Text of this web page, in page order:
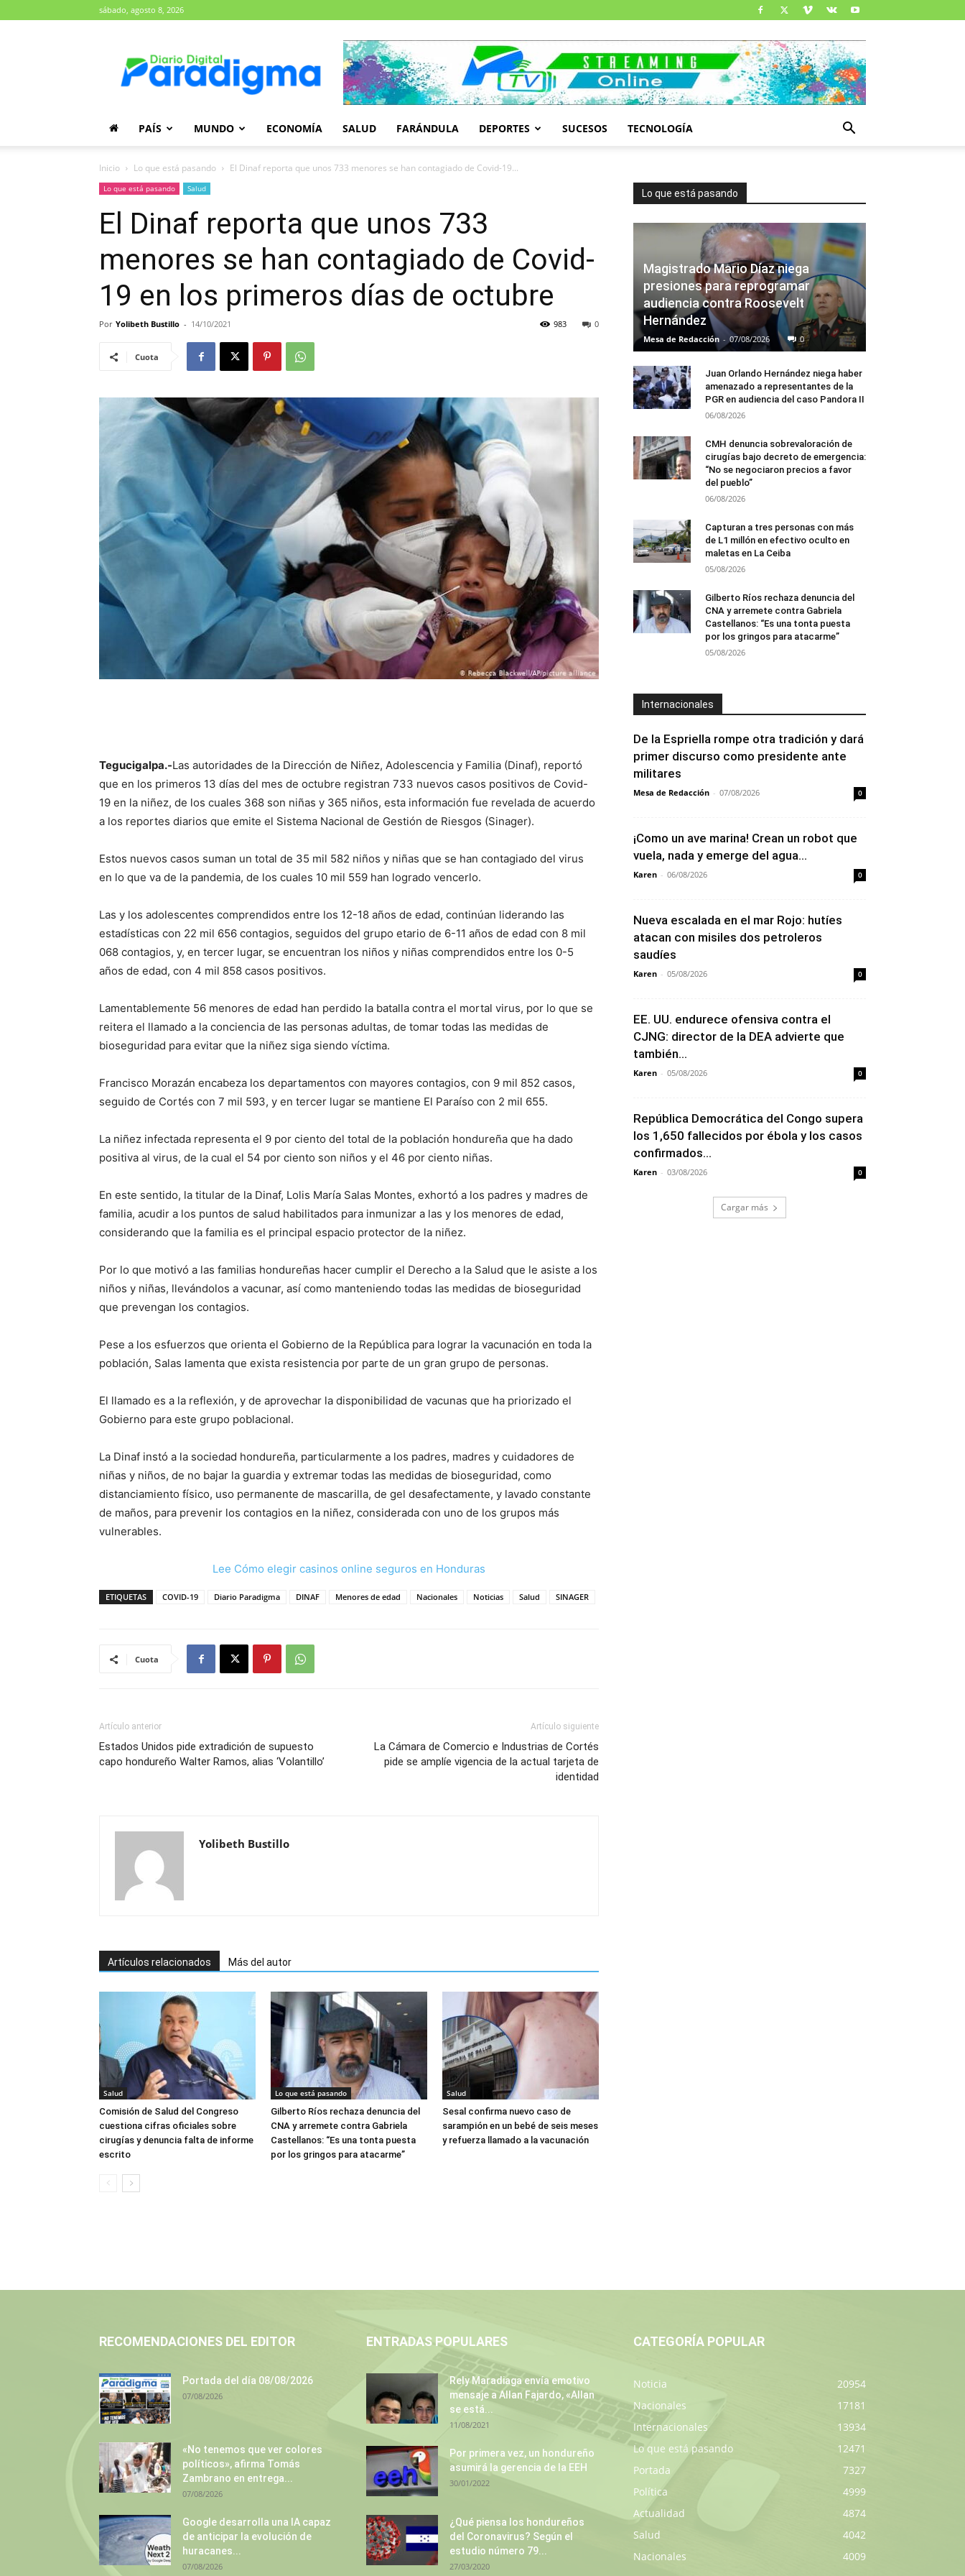
sábado, agosto 8, 2026
Paradigma
PAÍS MUNDO ECONOMÍA SALUD FARÁNDULA DEPORTES SUCESOS TECNOLOGÍA
Inicio Lo que está pasando El Dinaf reporta que unos 733 menores se han contagiado de Covid-19...
Lo que está pasando Salud
El Dinaf reporta que unos 733
menores se han contagiado de Covid-
19 en los primeros días de octubre
Por Yolibeth Bustillo - 14/10/2021 0
983
Cuota
Tegucigalpa.-Las autoridades de la Dirección de Niñez, Adolescencia y Familia (Dinaf), reportó
que en los primeros 13 días del mes de octubre registran 733 nuevos casos positivos de Covid-
19 en la niñez, de los cuales 368 son niñas y 365 niños, esta información fue revelada de acuerdo
a los reportes diarios que emite el Sistema Nacional de Gestión de Riesgos (Sinager).
Estos nuevos casos suman un total de 35 mil 582 niños y niñas que se han contagiado del virus
en lo que va de la pandemia, de los cuales 10 mil 559 han logrado vencerlo.
Las y los adolescentes comprendidos entre los 12-18 años de edad, continúan liderando las
estadísticas con 22 mil 656 contagios, seguidos del grupo etario de 6-11 años de edad con 8 mil
068 contagios, y, en tercer lugar, se encuentran los niños y niñas comprendidos entre los 0-5
años de edad, con 4 mil 858 casos positivos.
Lamentablemente 56 menores de edad han perdido la batalla contra el mortal virus, por lo que se
reitera el llamado a la conciencia de las personas adultas, de tomar todas las medidas de
bioseguridad para evitar que la niñez siga siendo víctima.
Francisco Morazán encabeza los departamentos con mayores contagios, con 9 mil 852 casos,
seguido de Cortés con 7 mil 593, y en tercer lugar se mantiene El Paraíso con 2 mil 655.
La niñez infectada representa el 9 por ciento del total de la población hondureña que ha dado
positiva al virus, de la cual el 54 por ciento son niños y el 46 por ciento niñas.
En este sentido, la titular de la Dinaf, Lolis María Salas Montes, exhortó a los padres y madres de
familia, acudir a los puntos de salud habilitados para inmunizar a las y los menores de edad,
considerando que la familia es el principal espacio protector de la niñez.
Por lo que motivó a las familias hondureñas hacer cumplir el Derecho a la Salud que le asiste a los
niños y niñas, llevándolos a vacunar, así como manteniendo todas las medidas de bioseguridad
que prevengan los contagios.
Pese a los esfuerzos que orienta el Gobierno de la República para lograr la vacunación en toda la
población, Salas lamenta que exista resistencia por parte de un gran grupo de personas.
El llamado es a la reflexión, y de aprovechar la disponibilidad de vacunas que ha priorizado el
Gobierno para este grupo poblacional.
La Dinaf instó a la sociedad hondureña, particularmente a los padres, madres y cuidadores de
niñas y niños, de no bajar la guardia y extremar todas las medidas de bioseguridad, como
distanciamiento físico, uso permanente de mascarilla, de gel desafectamente, y lavado constante
de maños, para prevenir los contagios en la niñez, considerada con uno de los grupos más
vulnerables.
Lee Cómo elegir casinos online seguros en Honduras
ETIQUETAS COVID-19 Diario Paradigma DINAF Menores de edad Nacionales Noticias Salud SINAGER
Cuota
Artículo anterior
Estados Unidos pide extradición de supuesto
capo hondureño Walter Ramos, alias ‘Volantillo’
Artículo siguiente
La Cámara de Comercio e Industrias de Cortés
pide se amplíe vigencia de la actual tarjeta de
identidad
Yolibeth Bustillo
Artículos relacionados Más del autor
Salud
Comisión de Salud del Congreso
cuestiona cifras oficiales sobre
cirugías y denuncia falta de informe
escrito
Lo que está pasando
Gilberto Ríos rechaza denuncia del
CNA y arremete contra Gabriela
Castellanos: “Es una tonta puesta
por los gringos para atacarme”
Salud
Sesal confirma nuevo caso de
sarampión en un bebé de seis meses
y refuerza llamado a la vacunación
Lo que está pasando
Magistrado Mario Díaz niega
presiones para reprogramar
audiencia contra Roosevelt
Hernández
Mesa de Redacción - 07/08/2026 0
Juan Orlando Hernández niega haber
amenazado a representantes de la
PGR en audiencia del caso Pandora II
06/08/2026
CMH denuncia sobrevaloración de
cirugías bajo decreto de emergencia:
“No se negociaron precios a favor
del pueblo”
06/08/2026
Capturan a tres personas con más
de L1 millón en efectivo oculto en
maletas en La Ceiba
05/08/2026
Gilberto Ríos rechaza denuncia del
CNA y arremete contra Gabriela
Castellanos: “Es una tonta puesta
por los gringos para atacarme”
05/08/2026
Internacionales
De la Espriella rompe otra tradición y dará
primer discurso como presidente ante
militares
Mesa de Redacción - 07/08/2026 0
¡Como un ave marina! Crean un robot que
vuela, nada y emerge del agua...
Karen - 06/08/2026 0
Nueva escalada en el mar Rojo: hutíes
atacan con misiles dos petroleros
saudíes
Karen - 05/08/2026 0
EE. UU. endurece ofensiva contra el
CJNG: director de la DEA advierte que
también...
Karen - 05/08/2026 0
República Democrática del Congo supera
los 1,650 fallecidos por ébola y los casos
confirmados...
Karen - 03/08/2026 0
Cargar más
RECOMENDACIONES DEL EDITOR
Portada del día 08/08/2026
07/08/2026
«No tenemos que ver colores
políticos», afirma Tomás
Zambrano en entrega...
07/08/2026
Google desarrolla una IA capaz
de anticipar la evolución de
huracanes...
07/08/2026
ENTRADAS POPULARES
Rely Maradiaga envía emotivo
mensaje a Allan Fajardo, «Allan
se está...
11/08/2021
Por primera vez, un hondureño
asumirá la gerencia de la EEH
30/01/2022
¿Qué piensa los hondureños
del Coronavirus? Según el
estudio número 79...
27/03/2020
CATEGORÍA POPULAR
Noticia
20954
Nacionales
17181
Internacionales
13934
Lo que está pasando
12471
Portada
7327
Política
4999
Actualidad
4874
Salud
4042
Nacionales
4009